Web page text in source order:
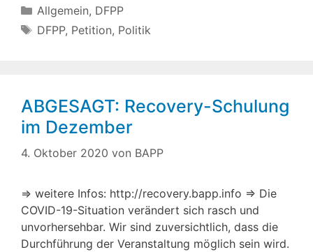
Kategorien
Allgemein, DFPP
Schlagwörter
DFPP, Petition, Politik
ABGESAGT: Recovery-Schulung
im Dezember
4. Oktober 2020 von BAPP
⇒ weitere Infos: http://recovery.bapp.info ⇒ Die
COVID-19-Situation verändert sich rasch und
unvorhersehbar. Wir sind zuversichtlich, dass die
Durchführung der Veranstaltung möglich sein wird.